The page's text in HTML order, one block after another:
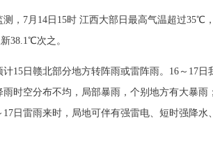
7月14日15时 江西大部日最高气温超过35℃
38.1℃次之。
日赣北部分地方转阵雨或雷阵雨。16～17日
雨时空分布不均，局部暴雨，个别地方有大暴雨
17日雷雨来时，局地可伴有强雷电、短时强降